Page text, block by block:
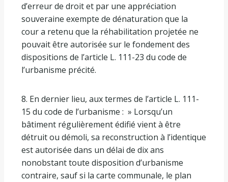
d’erreur de droit et par une appréciation
souveraine exempte de dénaturation que la
cour a retenu que la réhabilitation projetée ne
pouvait être autorisée sur le fondement des
dispositions de l’article L. 111-23 du code de
l’urbanisme précité.
8. En dernier lieu, aux termes de l’article L. 111-
15 du code de l’urbanisme : » Lorsqu’un
bâtiment régulièrement édifié vient à être
détruit ou démoli, sa reconstruction à l’identique
est autorisée dans un délai de dix ans
nonobstant toute disposition d’urbanisme
contraire, sauf si la carte communale, le plan